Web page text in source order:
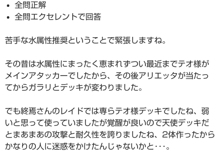
全問正解
全問エクセレントで回答
苦手な水属性推奨ということで緊張しますね。
その昔は水属性にまったく恵まれずつい最近までテオ様が
メインアタッカーでしたから、その後アリエッタが当たっ
てからガラリとデッキが変わりました。
でも終焉さんのレイドでは専らテオ様デッキでしたね、弱
いと思って使っていましたが覚醒が良いので天使デッキだ
とまあまあの攻撃と耐久性を誇りましたね、2体作ったから
かなりの人に迷惑をかけたんじゃないかと･･･。